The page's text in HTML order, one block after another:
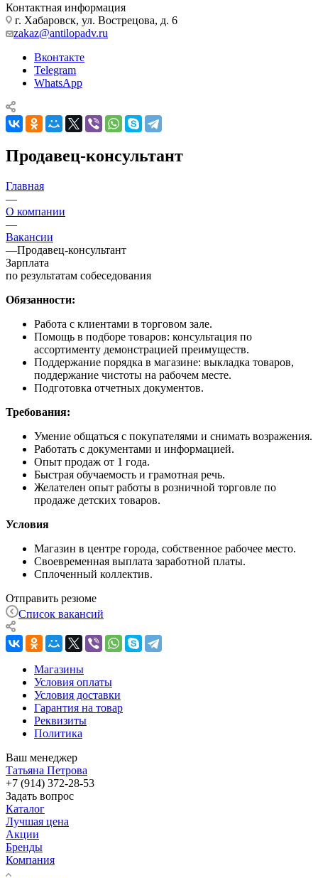
Контактная информация
г. Хабаровск, ул. Вострецова, д. 6
zakaz@antilopadv.ru
Вконтакте
Telegram
WhatsApp
Продавец-консультант
Главная
—
О компании
—
Вакансии
—Продавец-консультант
Зарплата
по результатам собеседования
Обязанности:
Работа с клиентами в торговом зале.
Помощь в подборе товаров: консультация по
ассортименту демонстрацией преимуществ.
Поддержание порядка в магазине: выкладка товаров,
поддержание чистоты на рабочем месте.
Подготовка отчетных документов.
Требования:
Умение общаться с покупателями и снимать возражения.
Работать с документами и информацией.
Опыт продаж от 1 года.
Быстрая обучаемость и грамотная речь.
Желателен опыт работы в розничной торговле по
продаже детских товаров.
Условия
Магазин в центре города, собственное рабочее место.
Своевременная выплата заработной платы.
Сплоченный коллектив.
Отправить резюме
Список вакансий
Магазины
Условия оплаты
Условия доставки
Гарантия на товар
Реквизиты
Политика
Ваш менеджер
Татьяна Петрова
+7 (914) 372-28-53
Задать вопрос
Каталог
Лучшая цена
Акции
Бренды
Компания